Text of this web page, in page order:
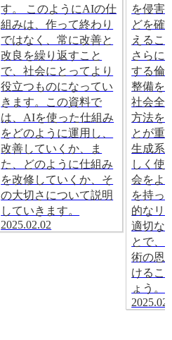
す。 このようにAIの仕
組みは、作って終わり
ではなく、常に改善と
改良を繰り返すこと
で、社会にとってより
役立つものになってい
きます。この資料で
は、AIを使った仕組み
をどのように運用し、
改善していくか、ま
た、どのように仕組み
を改修していくか、そ
の大切さについて説明
していきます。
2025.02.02
を侵害
どを確
えるこ
さらに
する倫
整備を
社会全
方法を
とが重
生成系
しく使
会をよ
を持っ
的なリ
適切な
とで、
術の恩
けるこ
ょう。